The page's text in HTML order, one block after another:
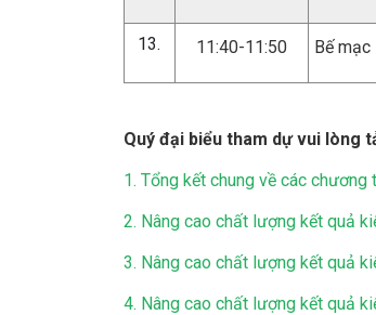
11:40-11:50 Bế mạc
Quý đại biểu tham dự vui lòng
1. Tổng kết chung về các
2. Nâng cao chất lượng kết quả
3. Nâng cao chất lượng kết quả
4. Nâng cao chất lượng kết quả